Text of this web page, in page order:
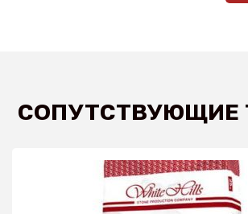
СОПУТСТВУЮЩИЕ